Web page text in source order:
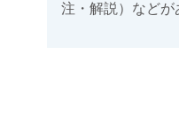
注・解説）などが